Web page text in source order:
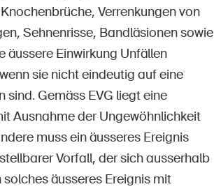
Verrenkungen von
Sehnenrisse, Bandläsionen sowie
Einwirkung Unfällen
sie nicht eindeutig auf eine
Gemäss EVG liegt eine
Ausnahme der Ungewöhnlichkeit
muss ein äusseres Ereignis
Vorfall, der sich ausserhalb
äusseres Ereignis mit